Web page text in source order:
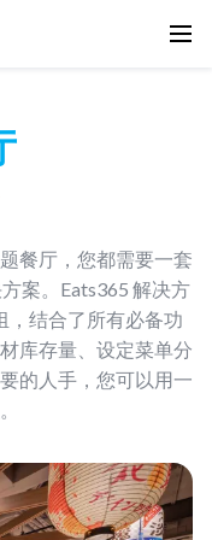
餐厅，您都需要一套
案。Eats365 解决方
，结合了所有必备功
库存量、设定菜单分
的人手，您可以用一